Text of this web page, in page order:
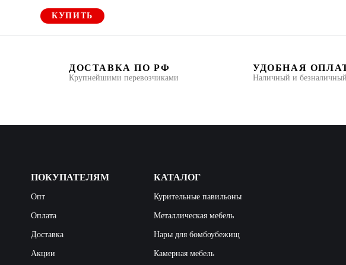
КУПИТЬ
ДОСТАВКА ПО РФ
Крупнейшими перевозчиками
УДОБНАЯ
Наличный и безналичный
ПОКУПАТЕЛЯМ
Опт
Оплата
Доставка
Акции
КАТАЛОГ
Курительные павильоны
Металлическая мебель
Нары для бомбоубежищ
Камерная мебель